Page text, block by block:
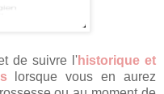
de suivre l'historique et
lorsque vous en aurez